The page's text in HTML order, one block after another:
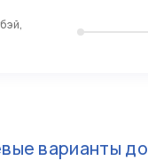
варианты